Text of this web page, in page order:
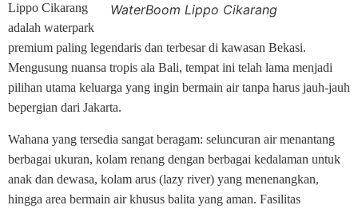
WaterBoom Lippo Cikarang
Lippo Cikarang
adalah waterpark
premium paling legendaris dan terbesar di kawasan Bekasi.
Mengusung nuansa tropis ala Bali, tempat ini telah lama menjadi
pilihan utama keluarga yang ingin bermain air tanpa harus jauh-jauh
bepergian dari Jakarta.
Wahana yang tersedia sangat beragam: seluncuran air menantang
berbagai ukuran, kolam renang dengan berbagai kedalaman untuk
anak dan dewasa, kolam arus (lazy river) yang menenangkan,
hingga area bermain air khusus balita yang aman. Fasilitas